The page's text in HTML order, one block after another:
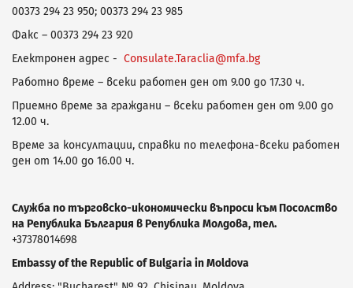
00373 294 23 950; 00373 294 23 985
Факс – 00373 294 23 920
Електронен адрес - Consulate.Taraclia@mfa.bg
Работно време – всеки работен ден от 9.00 до 17.30 ч.
Приемно време за граждани – всеки работен ден от 9.00 до
12.00 ч.
Време за консултации, справки по телефона-всеки работен
ден от 14.00 до 16.00 ч.
Служба по търговско-икономически въпроси към Посолство
на Република България в Република Молдова, тел.
+37378014698
Embassy of the Republic of Bulgaria in Moldova